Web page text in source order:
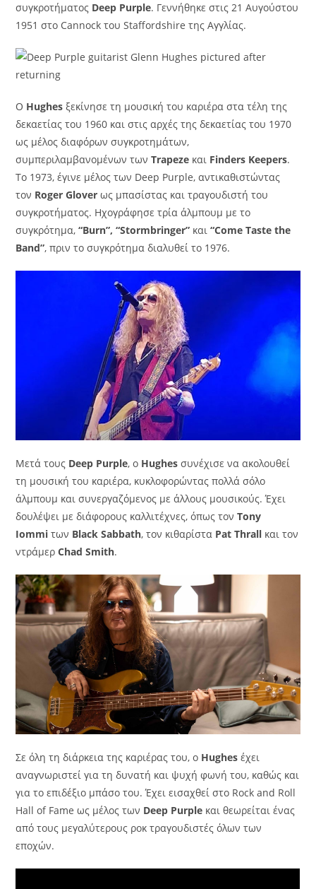
συγκροτήματος Deep Purple. Γεννήθηκε στις 21 Αυγούστου
1951 στο Cannock του Staffordshire της Αγγλίας.
Ο Hughes ξεκίνησε τη μουσική του καριέρα στα τέλη της
δεκαετίας του 1960 και στις αρχές της δεκαετίας του 1970
ως μέλος διαφόρων συγκροτημάτων,
συμπεριλαμβανομένων τωνTrapeze και Finders Keepers.
Το 1973, έγινε μέλος των Deep Purple, αντικαθιστώντας
τον Roger Glover ως μπασίστας και τραγουδιστή του
συγκροτήματος. Ηχογράφησε τρία άλμπουμ με το
συγκρότημα, “Burn”, “Stormbringer” και “Come Taste the
Band”, πριν το συγκρότημα διαλυθεί το 1976.
Μετά τους Deep Purple, ο Hughes συνέχισε να ακολουθεί
τη μουσική του καριέρα, κυκλοφορώντας πολλά σόλο
άλμπουμ και συνεργαζόμενος με άλλους μουσικούς. Έχει
δουλέψει με διάφορους καλλιτέχνες, όπως τονTony
Iommi των Black Sabbath, τον κιθαρίστα Pat Thrall και τον
ντράμερChad Smith.
Σε όλη τη διάρκεια της καριέρας του, ο Hughes έχει
αναγνωριστεί για τη δυνατή και ψυχή φωνή του, καθώς και
για το επιδέξιο μπάσο του. Έχει εισαχθεί στο Rock and Roll
Hall of Fame ως μέλος των Deep Purple και θεωρείται ένας
από τους μεγαλύτερους ροκ τραγουδιστές όλων των
εποχών.